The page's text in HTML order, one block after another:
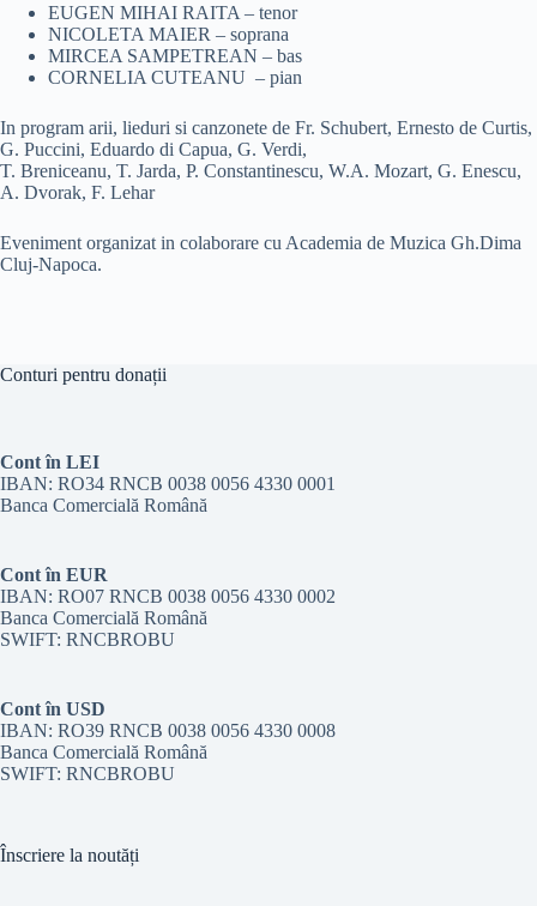
EUGEN MIHAI RAITA – tenor
NICOLETA MAIER – soprana
MIRCEA SAMPETREAN – bas
CORNELIA CUTEANU – pian
In program arii, lieduri si canzonete de Fr. Schubert, Ernesto de Curtis,
G. Puccini, Eduardo di Capua, G. Verdi,
T. Breniceanu, T. Jarda, P. Constantinescu, W.A. Mozart, G. Enescu,
A. Dvorak, F. Lehar
Eveniment organizat in colaborare cu Academia de Muzica Gh.Dima
Cluj-Napoca.
Conturi pentru donații
Cont în LEI
IBAN: RO34 RNCB 0038 0056 4330 0001
Banca Comercială Română
Cont în EUR
IBAN: RO07 RNCB 0038 0056 4330 0002
Banca Comercială Română
SWIFT: RNCBROBU
Cont în USD
IBAN: RO39 RNCB 0038 0056 4330 0008
Banca Comercială Română
SWIFT: RNCBROBU
Înscriere la noutăți